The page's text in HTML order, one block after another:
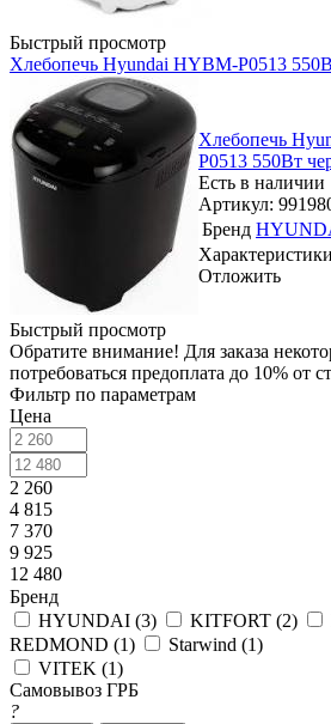
Быстрый просмотр
Хлебопечь Hyundai HYBM-P0513
Быстрый просмотр
Хлебопечь
P0513 550Вт
Есть в наличии
Артикул:
Бренд
Характеристики
Отложить
Обратите внимание! Для заказа
потребоваться предоплата до 10% от
Фильтр по параметрам
Цена
2 260
4 815
7 370
9 925
12 480
Бренд
HYUNDAI (3) KITFORT (2)
REDMOND (1) Starwind (1)
VITEK (1)
Самовывоз ГРБ
?